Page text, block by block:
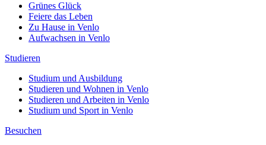
Grünes Glück
Feiere das Leben
Zu Hause in Venlo
Aufwachsen in Venlo
Studieren
Studium und Ausbildung
Studieren und Wohnen in Venlo
Studieren und Arbeiten in Venlo
Studium und Sport in Venlo
Besuchen